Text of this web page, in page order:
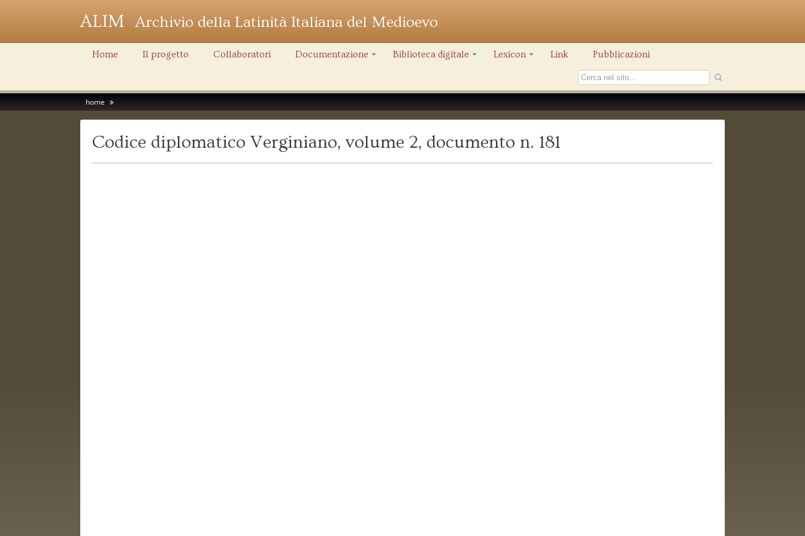
ALIM Archivio della Latinità Italiana del Medioevo
Home Il progetto Collaboratori Documentazione Biblioteca digitale Lexicon Link Pubblicazioni
home
Codice diplomatico Verginiano, volume 2, documento n. 181